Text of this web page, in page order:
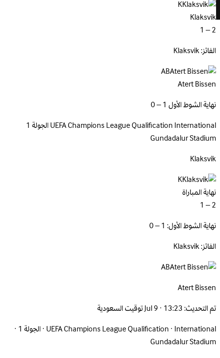
K
Klaksvik
2 – 1
الفائز: Klaksvik
AB
Atert Bissen
نهاية الشوط الأول 1 – 0
UEFA Champions League QualificationInternational
الجولة 1
Gundadalur Stadium
Klaksvik
K
نهاية المباراة
2 – 1
نهاية الشوط الأول: 1 – 0
الفائز: Klaksvik
AB
AtertBissen
تم التحديث:Jul 9 · 13:23 توقيت السعودية
UEFA Champions League Qualification· International
·الجولة 1
·
Gundadalur Stadium